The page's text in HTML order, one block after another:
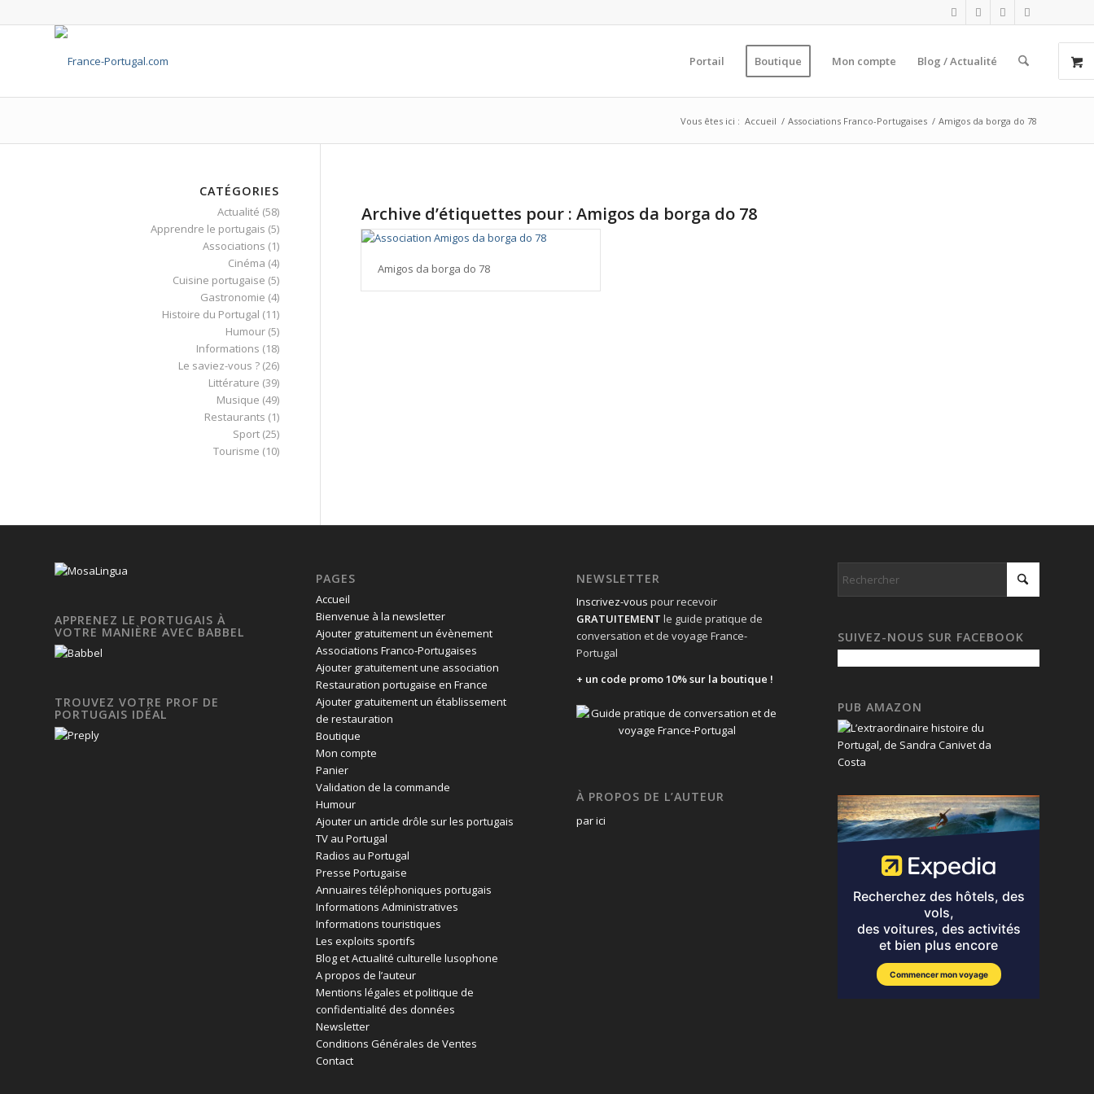
Portail Boutique Mon compte Blog / Actualité
Vous êtes ici : Accueil / Associations Franco-Portugaises / Amigos da borga do 78
Archive d’étiquettes pour : Amigos da borga do 78
Amigos da borga do 78
CATÉGORIES
Actualité (58)
Apprendre le portugais (5)
Associations (1)
Cinéma (4)
Cuisine portugaise (5)
Gastronomie (4)
Histoire du Portugal (11)
Humour(5)
Informations (18)
Le saviez-vous ?(26)
Littérature (39)
Musique (49)
Restaurants (1)
Sport(25)
Tourisme (10)
APPRENEZ LE PORTUGAIS À
VOTRE MANIÈRE AVEC BABBEL
TROUVEZ VOTRE PROF DE
PORTUGAIS IDÉAL
PAGES
Accueil
Bienvenue à la newsletter
Ajouter gratuitement un évènement
Associations Franco-Portugaises
Ajouter gratuitement une association
Restauration portugaise en France
Ajouter gratuitement un établissement
de restauration
Boutique
Mon compte
Panier
Validation de la commande
Humour
Ajouter un article drôle sur les portugais
TV au Portugal
Radios au Portugal
Presse Portugaise
Annuaires téléphoniques portugais
Informations Administratives
Informations touristiques
Les exploits sportifs
Blog et Actualité culturelle lusophone
A propos de l’auteur
Mentions légales et politique de
confidentialité des données
Newsletter
Conditions Générales de Ventes
Contact
NEWSLETTER
Inscrivez-vous pour recevoir
GRATUITEMENT le guide pratique de
conversation et de voyage France-
Portugal
+ un code promo 10% sur la boutique !
À PROPOS DE L’AUTEUR
par ici
SUIVEZ-NOUS SUR FACEBOOK
PUB AMAZON